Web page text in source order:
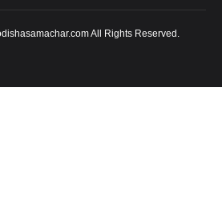
All Rights Reserved.